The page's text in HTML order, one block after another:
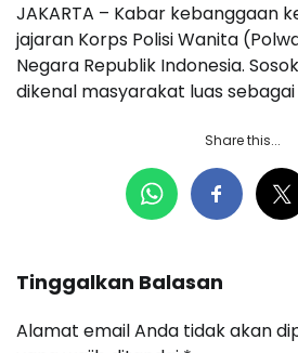
JAKARTA – Kabar kebanggaan
jajaran Korps Polisi Wanita
Negara Republik Indonesia.
dikenal masyarakat luas
Share this...
Tinggalkan Balasan
Alamat email Anda tidak akan